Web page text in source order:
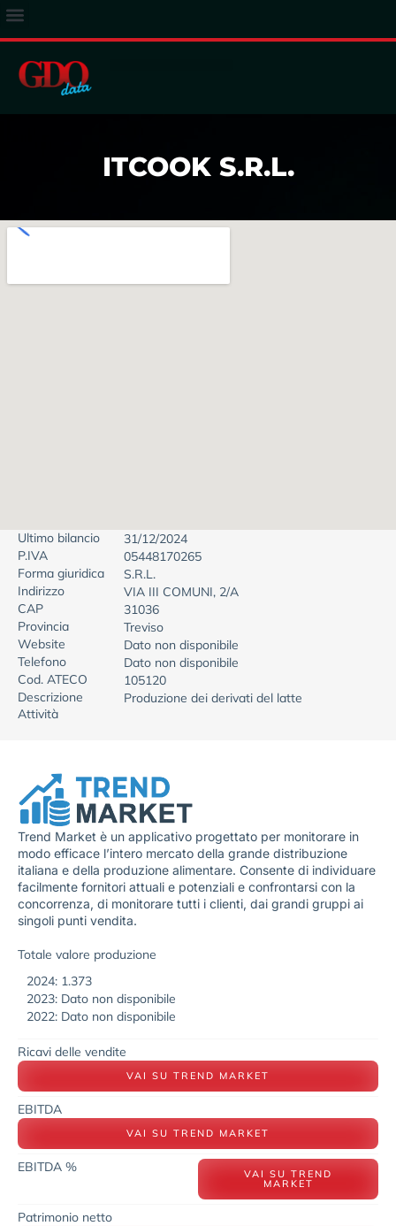
ITCOOK S.R.L.
Ultimo bilancio
31/12/2024
P.IVA
05448170265
Forma giuridica
S.R.L.
Indirizzo
VIA III COMUNI, 2/A
CAP
31036
Provincia
Treviso
Website
Dato non disponibile
Telefono
Dato non disponibile
Cod. ATECO
105120
Descrizione
Attività
Produzione dei derivati del latte
Trend Market è un applicativo progettato per monitorare in
modo efficace l’intero mercato della grande distribuzione
italiana e della produzione alimentare. Consente di individuare
facilmente fornitori attuali e potenziali e confrontarsi con la
concorrenza, di monitorare tutti i clienti, dai grandi gruppi ai
singoli punti vendita.
Totale valore produzione
2024: 1.373
2023: Dato non disponibile
2022: Dato non disponibile
Ricavi delle vendite
VAI SU TREND MARKET
EBITDA
VAI SU TREND MARKET
EBITDA % VAI SU TREND
MARKET
Patrimonio netto